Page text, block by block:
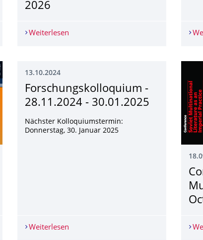
Stalinist Era - Workshop - 25. März 25, 2026
2026
Weiterlesen Ringvorlesung „History of Academic
2025
13.10.2024
Forschungskollo­quium -
28.11.2024 - 30.01.2025
Nächster Kolloquiumstermin:
Donnerstag, 30. Januar 2025
Weiterlesen Forschungskolloquium - 28.11.2024 -